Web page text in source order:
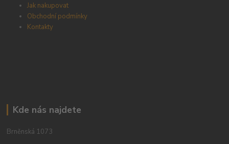
Jak nakupovat
Obchodní podmínky
Kontakty
Kde nás najdete
Brněnská 1073